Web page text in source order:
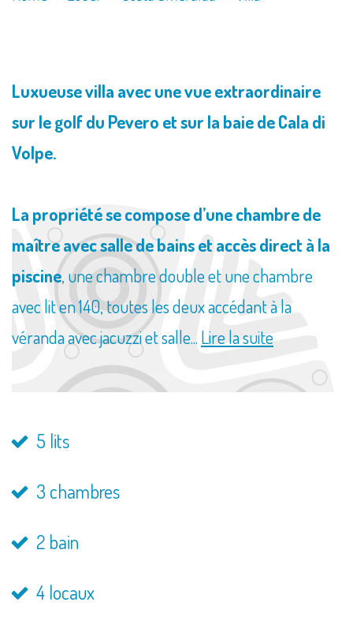
Luxueuse villa avec une vue extraordinaire
sur le golf du Pevero et sur la baie de Cala di
Volpe.
La propriété se compose d’une chambre de
maître avec salle de bains et accès direct à la
piscine, une chambre double et une chambre
avec lit en 140, toutes les deux accédant à la
véranda avec jacuzzi et salle... Lire la suite
5 lits
3 chambres
2 bain
4 locaux